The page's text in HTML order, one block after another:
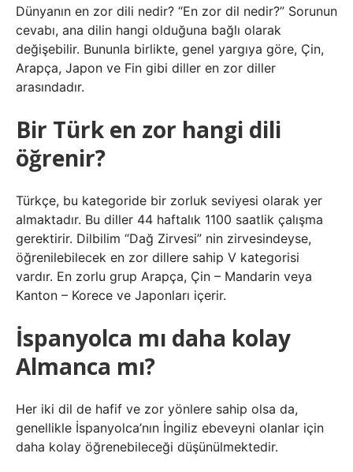
Dünyanın en zor dili nedir? “En zor dil nedir?” Sorunun
cevabı, ana dilin hangi olduğuna bağlı olarak
değişebilir. Bununla birlikte, genel yargıya göre, Çin,
Arapça, Japon ve Fin gibi diller en zor diller
arasındadır.
Bir Türk en zor hangi dili
öğrenir?
Türkçe, bu kategoride bir zorluk seviyesi olarak yer
almaktadır. Bu diller 44 haftalık 1100 saatlik çalışma
gerektirir. Dilbilim “Dağ Zirvesi” nin zirvesindeyse,
öğrenilebilecek en zor dillere sahip V kategorisi
vardır. En zorlu grup Arapça, Çin – Mandarin veya
Kanton – Korece ve Japonları içerir.
İspanyolca mı daha kolay
Almanca mı?
Her iki dil de hafif ve zor yönlere sahip olsa da,
genellikle İspanyolca’nın İngiliz ebeveyni olanlar için
daha kolay öğrenebileceği düşünülmektedir.